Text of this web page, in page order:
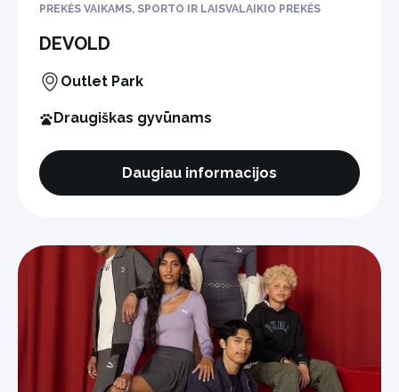
PREKĖS VAIKAMS, SPORTO IR LAISVALAIKIO PREKĖS
DEVOLD
Outlet Park
Draugiškas gyvūnams
Daugiau informacijos